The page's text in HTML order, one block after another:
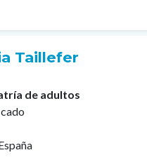
Taillefer
de adultos